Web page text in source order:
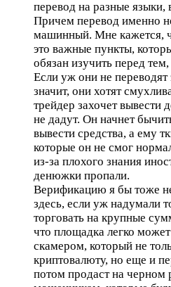
перевод на разные языки,
Причем перевод именно
машинный. Мне кажется,
это важные пункты,
обязан изучить перед тем,
Если уж они не
значит, они хотят
трейдер захочет вывести
не дадут. Он начнет
вывести средства, а ему
которые он не смог
из-за плохого знания
денюжки пропали.
Верификацию я бы тоже
здесь, если уж надумали
торговать на крупные
что площадка легко
скамером, который не
криптовалюту, но еще и
потом продаст на черном